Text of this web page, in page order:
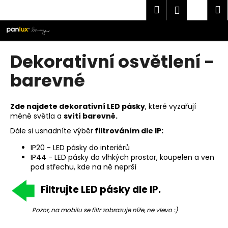
obsah
Hledat
Dekorativní osvětlení -
barevné
Zde najdete dekorativní LED pásky, které vyzařují
méně světla a svítí barevně.
Dále si usnadníte výběr filtrováním dle IP:
IP20 - LED pásky do interiérů
IP44 - LED pásky do vlhkých prostor, koupelen a ven
pod střechu, kde na ně neprší
Filtrujte LED pásky dle IP.
Pozor, na mobilu se filtr zobrazuje níže, ne vlevo :)
o
í
Zpět
Zpět
C
o
p
t
ř
e
e